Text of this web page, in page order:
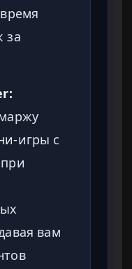
за
игры с
вам